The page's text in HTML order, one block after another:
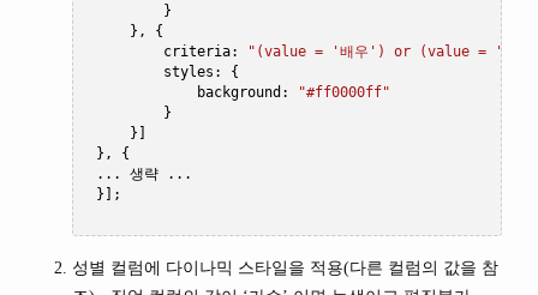
}
},
{
         criteria
:
"(value = '배우') or (value = '회사
         styles
:
{
             background
:
"#ff0000ff"
}
}]
},
{
...
생략
...
}];
성별 컬럼에 다이나믹 스타일을 적용(다른 컬럼의 값을 참